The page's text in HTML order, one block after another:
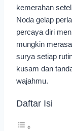
kemerahan
Noda gelap
percaya diri
mungkin
surya setiap
kusam dan
wajahmu.
Daftar Isi